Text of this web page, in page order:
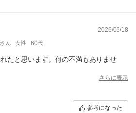
2026/06/18
ん
女性 60代
たと思います。何の不満もありませ
さらに表示
参考になった